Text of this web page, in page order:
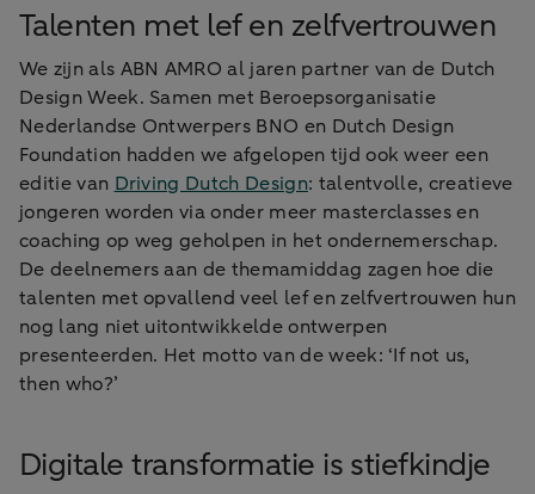
Talenten met lef en zelfvertrouwen
We zijn als ABN AMRO al jaren partner van de Dutch
Design Week. Samen met Beroepsorganisatie
Nederlandse Ontwerpers BNO en Dutch Design
Foundation hadden we afgelopen tijd ook weer een
editie van Driving Dutch Design: talentvolle, creatieve
jongeren worden via onder meer masterclasses en
coaching op weg geholpen in het ondernemerschap.
De deelnemers aan de themamiddag zagen hoe die
talenten met opvallend veel lef en zelfvertrouwen hun
nog lang niet uitontwikkelde ontwerpen
presenteerden. Het motto van de week: ‘If not us,
then who?’
Digitale transformatie is stiefkindje